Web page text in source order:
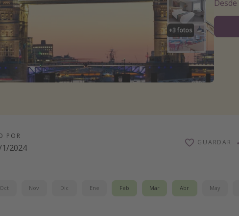
+3fotos
Desde
POR
1/2024
GUARDAR
Oct Nov Dic Ene Feb Mar Abr May